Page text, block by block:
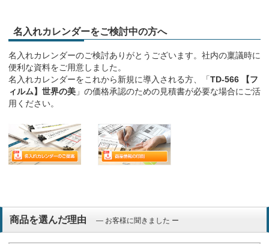
名入れカレンダーをご検討中の方へ
名入れカレンダーのご検討ありがとうございます。社内の稟議時に
便利な資料をご用意しました。
名入れカレンダーをこれから新規に導入される方、「TD-566 【フ
ィルム】世界の美 」の価格承認のための見積書が必要な場合にご活
用ください。
商品を選んだ理由 ― お客様に聞きました ー